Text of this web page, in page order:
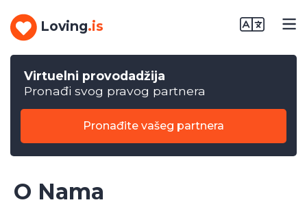
Loving.is
Virtuelni provodadžija
Pronađi svog pravog partnera
Pronađite vašeg partnera
O Nama